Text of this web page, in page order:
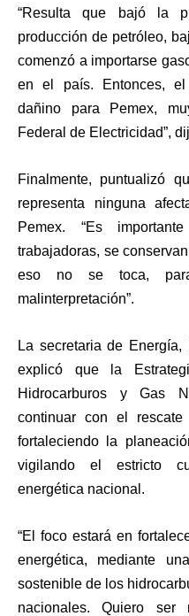
“Resulta que bajó la
producción de petróleo,
comenzó a importarse
en el país. Entonces,
dañino para Pemex,
Federal de Electricidad”,
Finalmente, puntualizó
representa ninguna
Pemex. “Es
trabajadoras, se
eso no se toca,
malinterpretación”.
La secretaria de
explicó que la
Hidrocarburos y Gas
continuar con el
fortaleciendo la
vigilando el estricto
energética nacional.
“El foco estará en
energética, mediante
sostenible de los
nacionales. Quiero